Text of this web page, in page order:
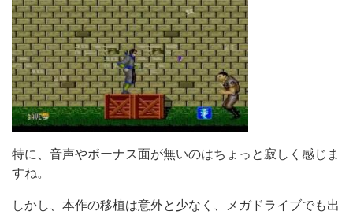
特に、音声やボーナス面が無いのはちょっと寂しく感じま
すね。
しかし、本作の移植は意外と少なく、メガドライブでも出